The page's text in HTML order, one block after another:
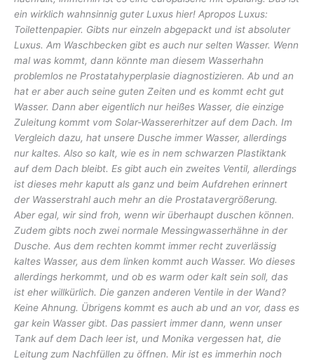
ein wirklich wahnsinnig guter Luxus hier! Apropos Luxus:
Toilettenpapier. Gibts nur einzeln abgepackt und ist absoluter
Luxus. Am Waschbecken gibt es auch nur selten Wasser. Wenn
mal was kommt, dann könnte man diesem Wasserhahn
problemlos ne Prostatahyperplasie diagnostizieren. Ab und an
hat er aber auch seine guten Zeiten und es kommt echt gut
Wasser. Dann aber eigentlich nur heißes Wasser, die einzige
Zuleitung kommt vom Solar-Wassererhitzer auf dem Dach. Im
Vergleich dazu, hat unsere Dusche immer Wasser, allerdings
nur kaltes. Also so kalt, wie es in nem schwarzen Plastiktank
auf dem Dach bleibt. Es gibt auch ein zweites Ventil, allerdings
ist dieses mehr kaputt als ganz und beim Aufdrehen erinnert
der Wasserstrahl auch mehr an die Prostatavergrößerung.
Aber egal, wir sind froh, wenn wir überhaupt duschen können.
Zudem gibts noch zwei normale Messingwasserhähne in der
Dusche. Aus dem rechten kommt immer recht zuverlässig
kaltes Wasser, aus dem linken kommt auch Wasser. Wo dieses
allerdings herkommt, und ob es warm oder kalt sein soll, das
ist eher willkürlich. Die ganzen anderen Ventile in der Wand?
Keine Ahnung. Übrigens kommt es auch ab und an vor, dass es
gar kein Wasser gibt. Das passiert immer dann, wenn unser
Tank auf dem Dach leer ist, und Monika vergessen hat, die
Leitung zum Nachfüllen zu öffnen. Mir ist es immerhin noch